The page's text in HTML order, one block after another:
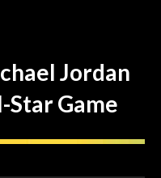
Jordan
Star Game